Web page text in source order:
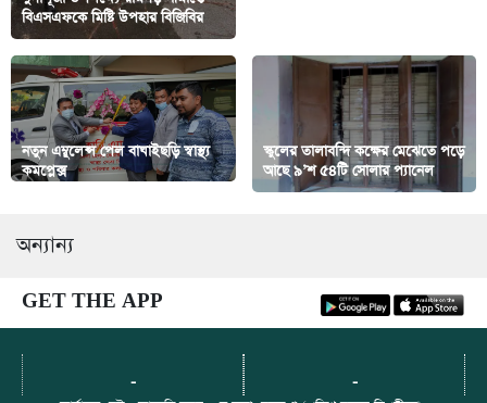
বিএসএফকে মিষ্টি উপহার বিজিবির
নতুন এম্বুলেন্স পেল বাঘাইছড়ি স্বাস্থ্য
কমপ্লেক্স
স্কুলের তালাবন্দি কক্ষের মেঝেতে পড়ে
আছে ৯’শ ৫৪টি সোলার প্যানেল
অন্যান্য
GET THE APP
- -